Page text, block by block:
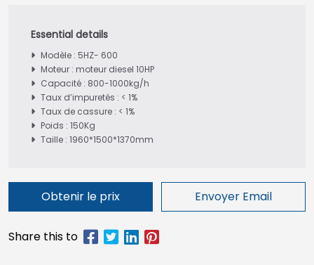
Modèle : 5HZ- 600
Moteur : moteur diesel 10HP
Capacité : 800-1000kg/h
Taux d’impuretés : < 1%
Taux de cassure : < 1%
Poids : 150Kg
Taille : 1960*1500*1370mm
Obtenir le prix Envoyer Email